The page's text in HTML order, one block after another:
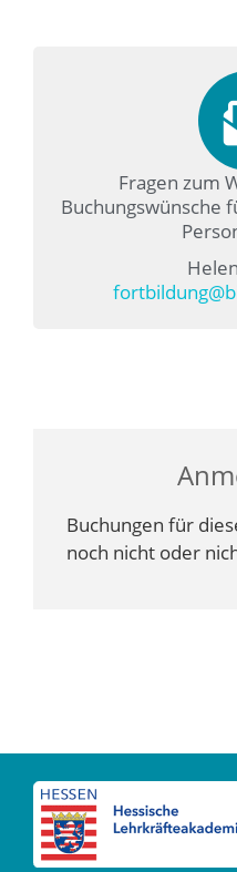
Fragen zum
Buchungswünsche
Buchungen für
noch nicht oder